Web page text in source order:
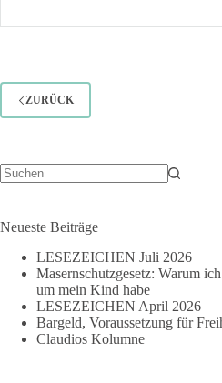
ZURÜCK
Neueste Beiträge
LESEZEICHEN Juli 2026
Masernschutzgesetz: Warum
um mein Kind habe
LESEZEICHEN April 2026
Bargeld, Voraussetzung für
Claudios Kolumne